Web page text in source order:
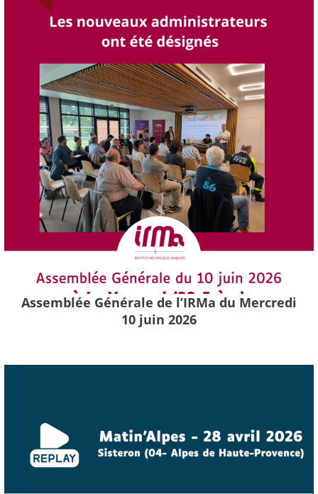
Assemblée Générale de l’IRMa du Mercredi
10 juin 2026